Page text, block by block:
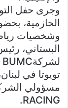
وجرى حفل
الحازمية،
وشخصيات
البستاني،
تويوتا في
RACING.